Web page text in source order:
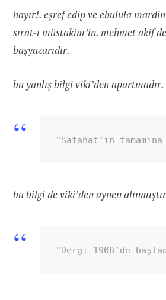
hayır!. eşref edip ve ebulula
sırat-ı müstakim’in. mehmet akif
başyazarıdır.
bu yanlış bilgi viki’den apartmadır.
"Safahat’ın
bu bilgi de viki’den aynen
"Dergi 1908’de